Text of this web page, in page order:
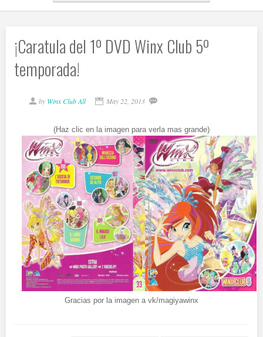
¡Caratula del 1º DVD Winx Club 5º
temporada!
by Winx Club All May 22, 2013
(Haz clic en la imagen para verla mas grande)
Gracias por la imagen a vk/magiyawinx